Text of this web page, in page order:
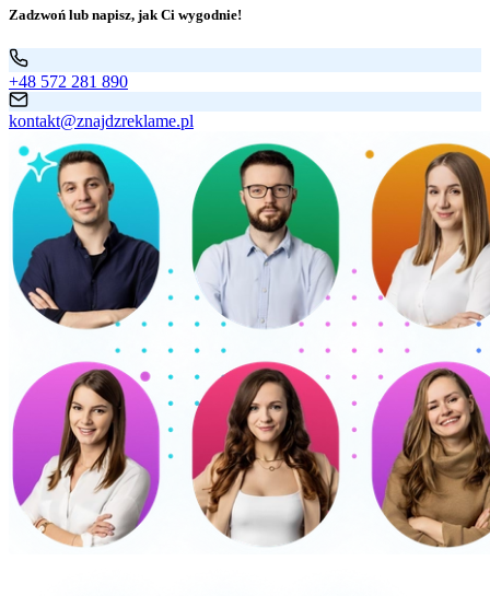
Zadzwoń lub napisz, jak Ci wygodnie!
+48 572 281 890
kontakt@znajdzreklame.pl